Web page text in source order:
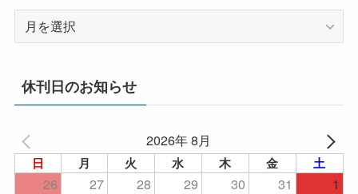
イ
ブ
休刊日のお知らせ
2026年 8月
日 月 火 水 木 金 土
26 27 28 29 30 31
1